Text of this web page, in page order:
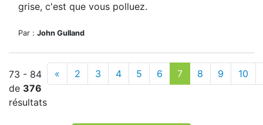
grise, c'est que vous polluez.
Par : John Gulland
73 - 84
de 376
résultats
« 2 3 4 5 6 7 8 9 10